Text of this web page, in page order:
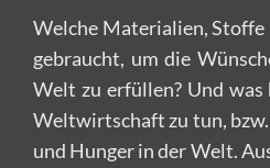
Welche Materialien,
gebraucht, um die
Welt zu erfüllen? Und
Weltwirtschaft zu tun,
und Hunger in der Welt.